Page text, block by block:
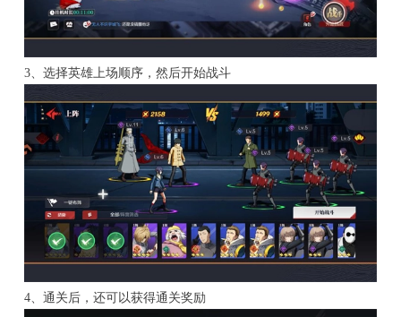
3、选择英雄上场顺序，然后开始战斗
4、通关后，还可以获得通关奖励